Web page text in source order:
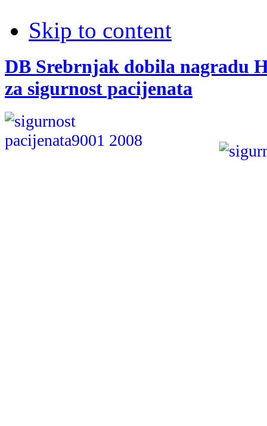
Skip to content
DB Srebrnjak dobila nagradu
za sigurnost pacijenata